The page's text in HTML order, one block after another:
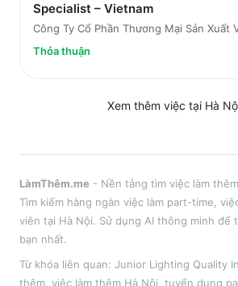
Specialist – Vietnam
Công Ty Cổ Phần Thương Mại Sản Xuất
Thỏa thuận
Xem thêm việc tại Hà
LàmThêm.me - Nền tảng tìm việc làm
Tìm kiếm hàng ngàn việc làm part-time,
viên tại Hà Nội. Sử dụng AI thông minh để
bạn nhất.
Từ khóa liên quan: Junior Lighting Quality
thêm , việc làm thêm Hà Nội , tuyển dụng